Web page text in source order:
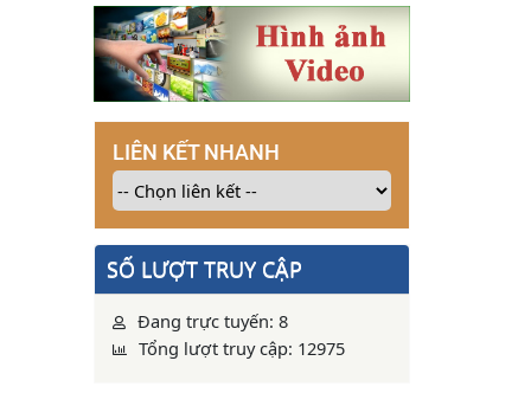
LIÊN KẾT NHANH
SỐ LƯỢT TRUY CẬP
Đang trực tuyến: 8
Tổng lượt truy cập: 12975